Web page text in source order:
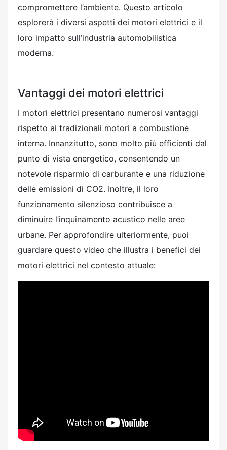
compromettere l’ambiente. Questo articolo
esplorerà i diversi aspetti dei motori elettrici e il
loro impatto sull’industria automobilistica
moderna.
Vantaggi dei motori elettrici
I motori elettrici presentano numerosi vantaggi
rispetto ai tradizionali motori a combustione
interna. Innanzitutto, sono molto più efficienti dal
punto di vista energetico, consentendo un
notevole risparmio di carburante e una riduzione
delle emissioni di CO2. Inoltre, il loro
funzionamento silenzioso contribuisce a
diminuire l’inquinamento acustico nelle aree
urbane. Per approfondire ulteriormente, puoi
guardare questo video che illustra i benefici dei
motori elettrici nel contesto attuale: